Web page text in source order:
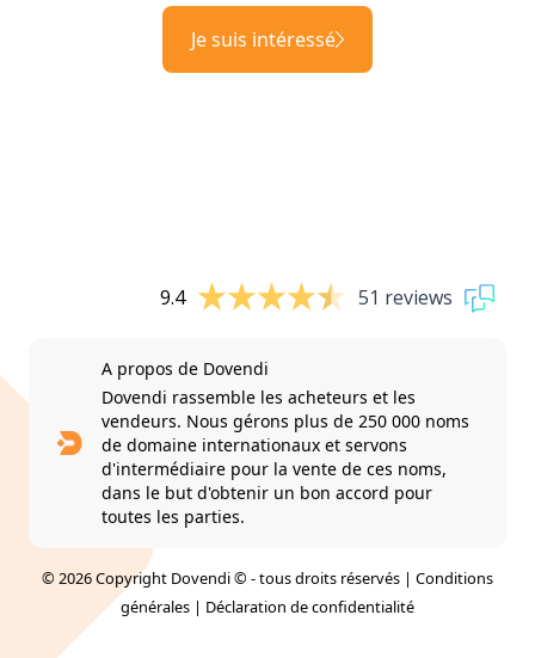
Je suis intéressé
9.4 51 reviews
A propos de Dovendi
Dovendi rassemble les acheteurs et les
vendeurs. Nous gérons plus de 250 000 noms
de domaine internationaux et servons
d'intermédiaire pour la vente de ces noms,
dans le but d'obtenir un bon accord pour
toutes les parties.
© 2026 Copyright Dovendi © - tous droits réservés | Conditions
générales | Déclaration de confidentialité